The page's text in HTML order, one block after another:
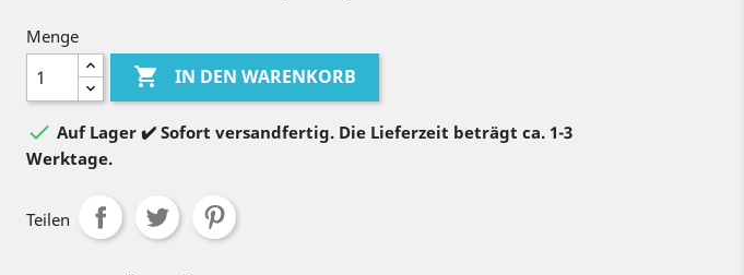
Menge
 IN DEN WARENKORB
 Auf Lager ✔️ Sofort versandfertig. Die Lieferzeit beträgt ca. 1-3
Werktage.
Teilen